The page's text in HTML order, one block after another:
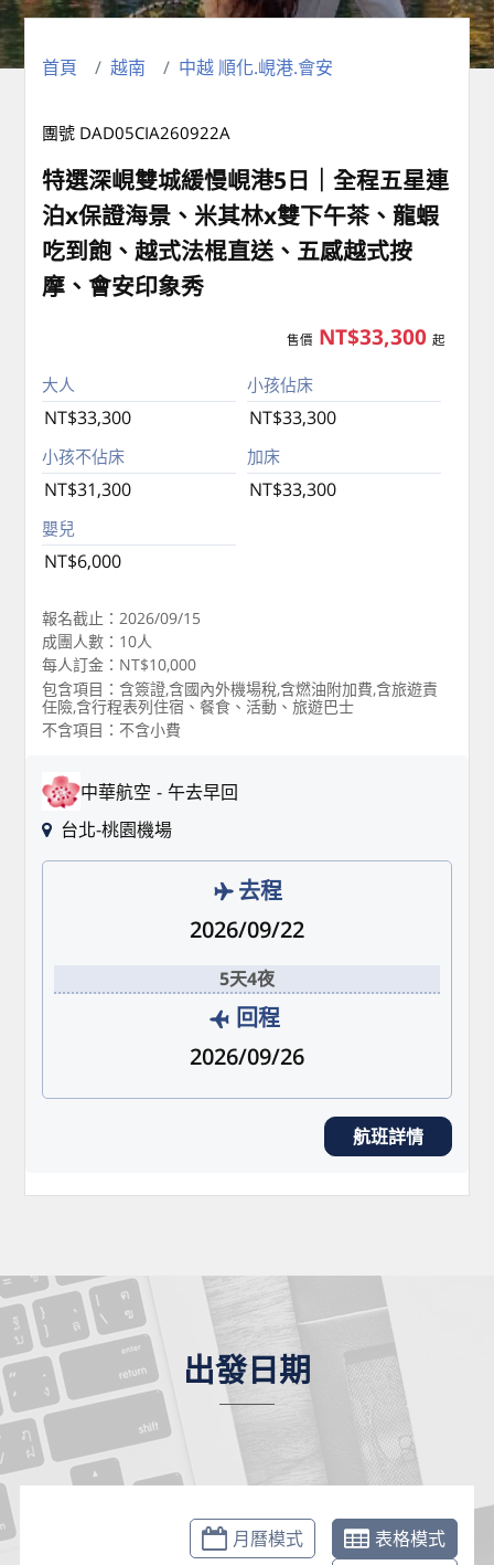
首頁 越南 中越 順化.峴港.會安
團號 DAD05CIA260922A
特選深峴雙城緩慢峴港5日｜全程五星連
泊x保證海景、米其林x雙下午茶、龍蝦
吃到飽、越式法棍直送、五感越式按
摩、會安印象秀
售價 NT$33,300 起
大人
NT$33,300
小孩佔床
NT$33,300
小孩不佔床
NT$31,300
加床
NT$33,300
嬰兒
NT$6,000
報名截止：2026/09/15
成團人數：10人
每人訂金：NT$10,000
包含項目：含簽證,含國內外機場稅,含燃油附加費,含旅遊責
任險,含行程表列住宿、餐食、活動、旅遊巴士
不含項目：不含小費
中華航空
午去早回
台北-桃園機場
去程
2026/09/22
5天4夜
回程
2026/09/26
航班詳情
出發日期
月曆模式
表格模式